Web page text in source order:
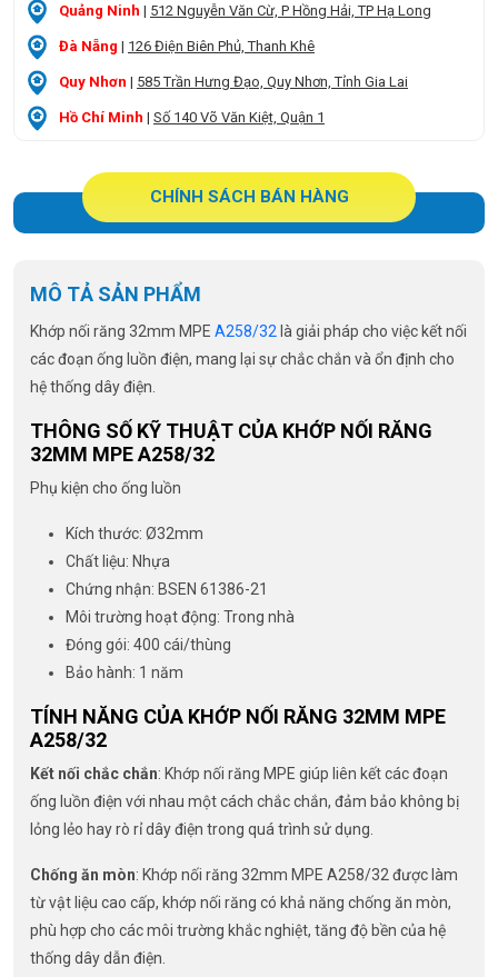
Quảng Ninh | 512 Nguyễn Văn Cừ, P Hồng Hải, TP Hạ Long
Đà Nẵng | 126 Điện Biên Phủ, Thanh Khê
Quy Nhơn | 585 Trần Hưng Đạo, Quy Nhơn, Tỉnh Gia Lai
Hồ Chí Minh | Số 140 Võ Văn Kiệt, Quận 1
CHÍNH SÁCH BÁN HÀNG
MÔ TẢ SẢN PHẨM
Khớp nối răng 32mm MPE A258/32 là giải pháp cho việc kết nối
các đoạn ống luồn điện, mang lại sự chắc chắn và ổn định cho
hệ thống dây điện.
THÔNG SỐ KỸ THUẬT CỦA KHỚP NỐI RĂNG
32MM MPE A258/32
Phụ kiện cho ống luồn
Kích thước: Ø32mm
Chất liệu: Nhựa
Chứng nhận: BSEN 61386-21
Môi trường hoạt động: Trong nhà
Đóng gói: 400 cái/thùng
Bảo hành: 1 năm
TÍNH NĂNG CỦA KHỚP NỐI RĂNG 32MM MPE
A258/32
Kết nối chắc chắn: Khớp nối răng MPE giúp liên kết các đoạn
ống luồn điện với nhau một cách chắc chắn, đảm bảo không bị
lỏng lẻo hay rò rỉ dây điện trong quá trình sử dụng.
Chống ăn mòn: Khớp nối răng 32mm MPE A258/32 được làm
từ vật liệu cao cấp, khớp nối răng có khả năng chống ăn mòn,
phù hợp cho các môi trường khắc nghiệt, tăng độ bền của hệ
thống dây dẫn điện.